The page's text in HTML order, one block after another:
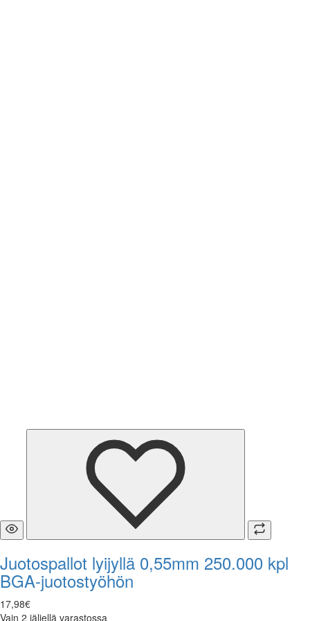
Juotospallot lyijyllä 0,55mm 250.000 kpl
BGA-juotostyöhön
17,98€
Vain 2 jäljellä varastossa